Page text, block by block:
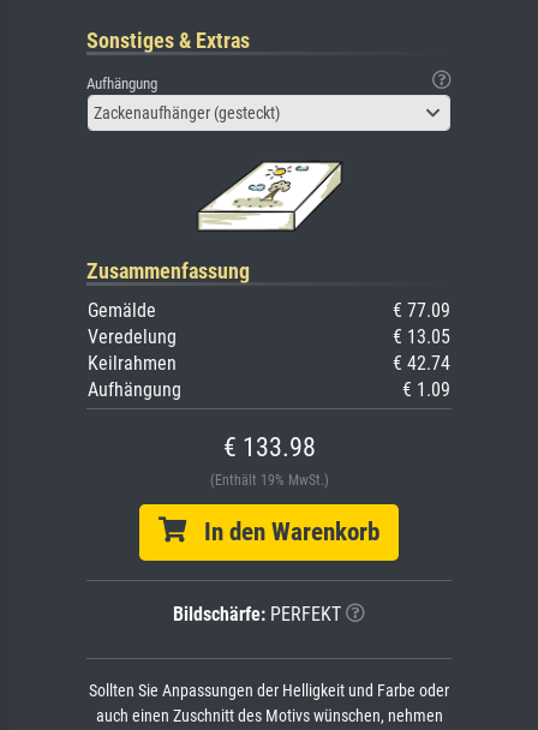
Sonstiges & Extras
Aufhängung
Zackenaufhänger (gesteckt)
Zusammenfassung
Gemälde
€ 77.09
Veredelung
€ 13.05
Keilrahmen
€ 42.74
Aufhängung
€ 1.09
€ 133.98
(Enthält 19% MwSt.)
In den Warenkorb
Bildschärfe: PERFEKT
Sollten Sie Anpassungen der Helligkeit und Farbe oder
auch einen Zuschnitt des Motivs wünschen, nehmen